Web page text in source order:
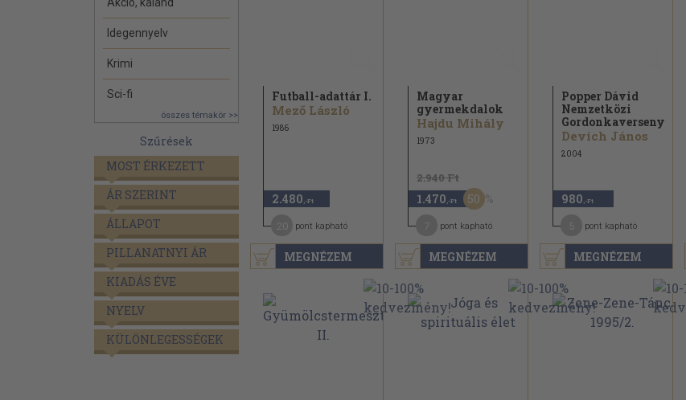
Idegennyelv
Krimi
Sci-fi
összes témakör >>
Szűrések
MOST ÉRKEZETT
ÁR SZERINT
ÁLLAPOT
PILLANATNYI ÁR
KIADÁS ÉVE
NYELV
KÜLÖNLEGESSÉGEK
MEGNÉZEM
Futball-adattár I.
Mező László
1986
2.480 ,-Ft
pont kapható
MEGNÉZEM
Magyar
gyermekdalok
Hajdu Mihály
1973
2.940 Ft
1.470 ,-Ft 50
pont kapható
MEGNÉZEM
Popper Dávid
Nemzetközi
Gordonkaverseny
Devich János
2004
980 ,-Ft
pont kapható